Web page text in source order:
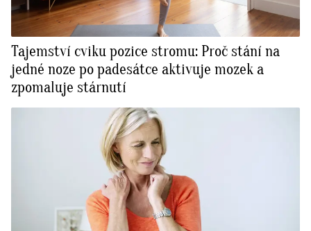
Tajemství cviku pozice stromu: Proč stání na
jedné noze po padesátce aktivuje mozek a
zpomaluje stárnutí